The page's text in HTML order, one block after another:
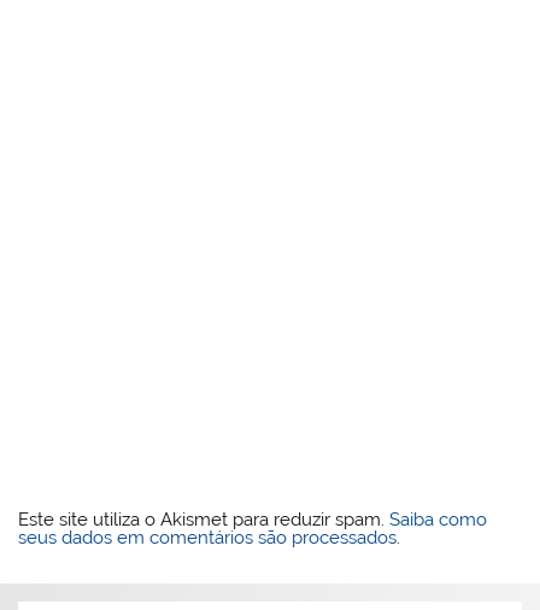
Este site utiliza o Akismet para reduzir spam.Saiba como
seus dados em comentários são processados.